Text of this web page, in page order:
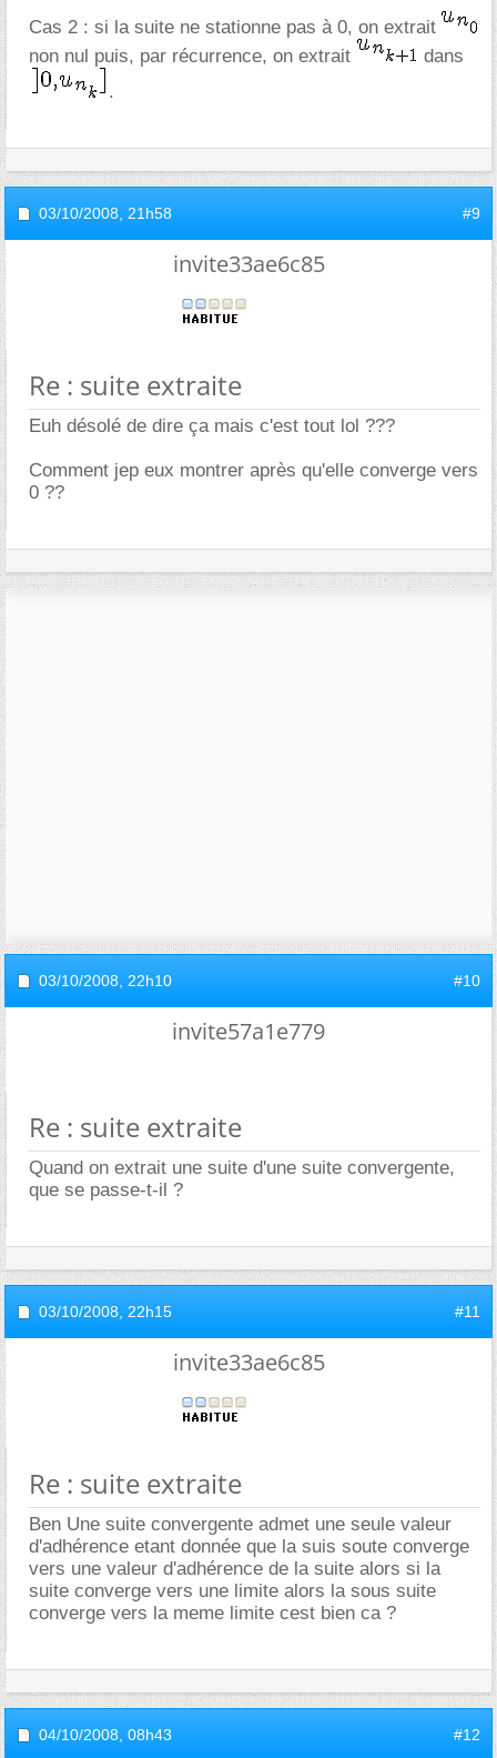
Cas 2 : si la suite ne stationne pas à 0, on extrait
non nul puis, par récurrence, on extrait
dans
.
03/10/2008, 21h58 #9
invite33ae6c85
Re : suite extraite
Euh désolé de dire ça mais c'est tout lol ???
Comment jep eux montrer après qu'elle converge vers
0 ??
03/10/2008, 22h10 #10
invite57a1e779
Re : suite extraite
Quand on extrait une suite d'une suite convergente,
que se passe-t-il ?
03/10/2008, 22h15 #11
invite33ae6c85
Re : suite extraite
Ben Une suite convergente admet une seule valeur
d'adhérence etant donnée que la suis soute converge
vers une valeur d'adhérence de la suite alors si la
suite converge vers une limite alors la sous suite
converge vers la meme limite cest bien ca ?
04/10/2008, 08h43 #12